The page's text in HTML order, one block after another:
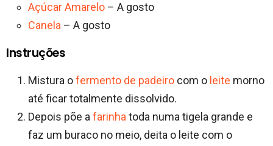
Açúcar Amarelo – A gosto
Canela – A gosto
Instruções
Mistura ofermento de padeiro com o leite morno
até ficar totalmente dissolvido.
Depois põe a farinha toda numa tigela grande e
faz um buraco no meio, deita o leite com o